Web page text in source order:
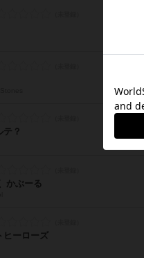
テ？
かぶーる
ヒーローズ